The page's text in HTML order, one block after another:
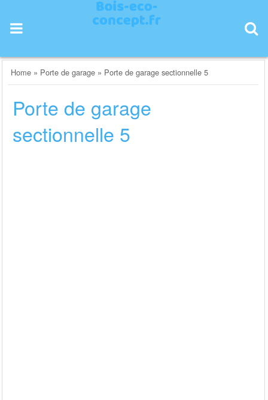
content
Home » Porte de garage » Porte de garage sectionnelle 5
Porte de garage
sectionnelle 5